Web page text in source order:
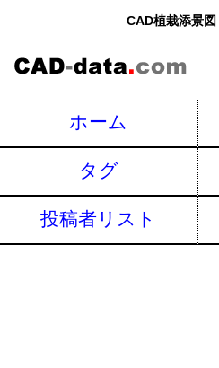
CAD植栽添景図
ホーム
タグ
投稿者リスト